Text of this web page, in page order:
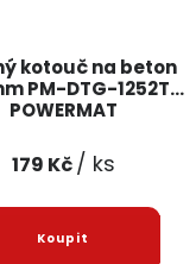
kotouč na beton
PM-DTG-1252T
POWERMAT
179 Kč/ ks